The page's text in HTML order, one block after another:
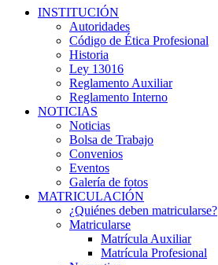
INSTITUCIÓN
Autoridades
Código de Ética Profesional
Historia
Ley 13016
Reglamento Auxiliar
Reglamento Interno
NOTICIAS
Noticias
Bolsa de Trabajo
Convenios
Eventos
Galería de fotos
MATRICULACIÓN
¿Quiénes deben matricularse?
Matricularse
Matrícula Auxiliar
Matrícula Profesional